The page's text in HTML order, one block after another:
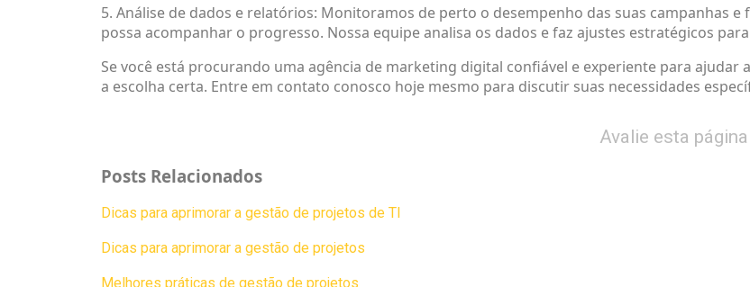
5. Análise de dados e relatórios: Monitoramos de perto o desempenho das suas campanhas
possa acompanhar o progresso. Nossa equipe analisa os dados e faz ajustes estratégicos
Se você está procurando uma agência de marketing digital confiável e experiente para ajudar
a escolha certa. Entre em contato conosco hoje mesmo para discutir suas necessidades
Avalie esta página
Posts Relacionados
Dicas para aprimorar a gestão de projetos de TI
Dicas para aprimorar a gestão de projetos
Melhores práticas de gestão de projetos